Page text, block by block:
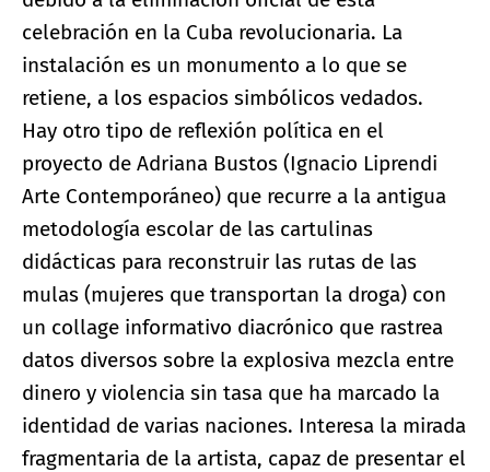
celebración en la Cuba revolucionaria. La
instalación es un monumento a lo que se
retiene, a los espacios simbólicos vedados.
Hay otro tipo de reflexión política en el
proyecto de Adriana Bustos (Ignacio Liprendi
Arte Contemporáneo) que recurre a la antigua
metodología escolar de las cartulinas
didácticas para reconstruir las rutas de las
mulas (mujeres que transportan la droga) con
un collage informativo diacrónico que rastrea
datos diversos sobre la explosiva mezcla entre
dinero y violencia sin tasa que ha marcado la
identidad de varias naciones. Interesa la mirada
fragmentaria de la artista, capaz de presentar el